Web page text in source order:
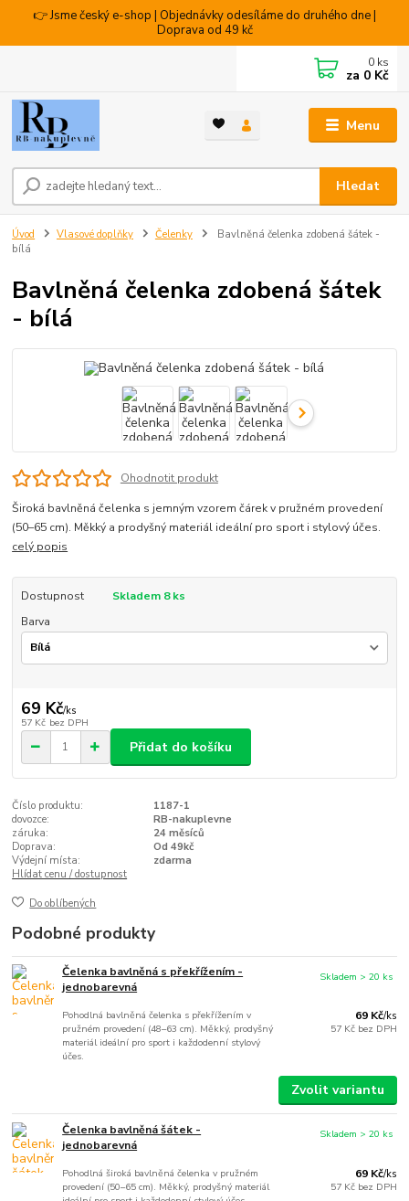
👉 Jsme český e-shop | Objednávky odesíláme do druhého dne |
Doprava od 49 kč
Menu
Hledat
0 ks
za 0 Kč
Úvod Vlasové doplňky Čelenky
Bavlněná čelenka zdobená šátek -
bílá
Bavlněná čelenka zdobená šátek
- bílá
Ohodnotit produkt
Široká bavlněná čelenka s jemným vzorem čárek v pružném provedení
(50–65 cm). Měkký a prodyšný materiál ideální pro sport i stylový účes.
celý popis
Dostupnost
Skladem 8 ks
Barva
69 Kč/ks
57 Kč bez DPH
Přidat do košíku
Číslo produktu:
1187-1
dovozce:
RB-nakuplevne
záruka:
24 měsíců
Doprava:
Od 49kč
Výdejní místa:
zdarma
Hlídat cenu / dostupnost
Do oblíbených
Podobné produkty
Čelenka bavlněná s překřížením -
jednobarevná
Pohodlná bavlněná čelenka s překřížením v
pružném provedení (48–63 cm). Měkký, prodyšný
materiál ideální pro sport i každodenní stylový
účes.
69 Kč/ks
57 Kč bez DPH
Skladem > 20 ks
Zvolit variantu
Čelenka bavlněná šátek -
jednobarevná
Pohodlná široká bavlněná čelenka v pružném
provedení (50–65 cm). Měkký, prodyšný materiál
69 Kč/ks
57 Kč bez DPH
Skladem > 20 ks